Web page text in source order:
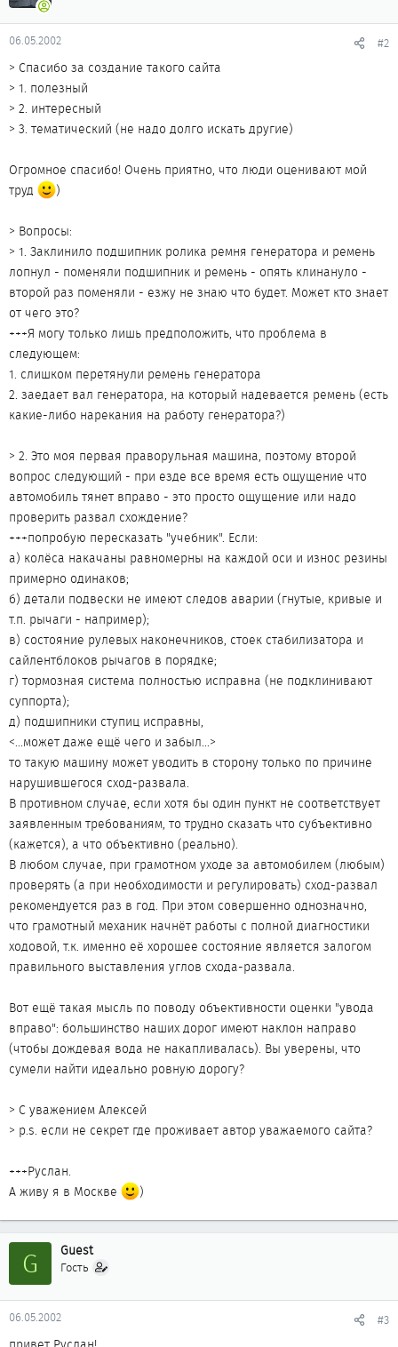
06.05.2002 #2
> Спасибо за создание такого сайта
> 1. полезный
> 2. интересный
> 3. тематический (не надо долго искать другие)
Огромное спасибо! Очень приятно, что люди оценивают мой
труд
)
> Вопросы:
> 1. Заклинило подшипник ролика ремня генератора и ремень
лопнул - поменяли подшипник и ремень - опять клинануло -
второй раз поменяли - езжу не знаю что будет. Может кто знает
от чего это?
+++Я могу только лишь предположить, что проблема в
следующем:
1. слишком перетянули ремень генератора
2. заедает вал генератора, на который надевается ремень (есть
какие-либо нарекания на работу генератора?)
> 2. Это моя первая праворульная машина, поэтому второй
вопрос следующий - при езде все время есть ощущение что
автомобиль тянет вправо - это просто ощущение или надо
проверить развал схождение?
+++попробую пересказать "учебник". Если:
а) колёса накачаны равномерны на каждой оси и износ резины
примерно одинаков;
б) детали подвески не имеют следов аварии (гнутые, кривые и
т.п. рычаги - например);
в) состояние рулевых наконечников, стоек стабилизатора и
сайлентблоков рычагов в порядке;
г) тормозная система полностью исправна (не подклинивают
суппорта);
д) подшипники ступиц исправны,
<...может даже ещё чего и забыл...>
то такую машину может уводить в сторону только по причине
нарушившегося сход-развала.
В противном случае, если хотя бы один пункт не соответствует
заявленным требованиям, то трудно сказать что субъективно
(кажется), а что объективно (реально).
В любом случае, при грамотном уходе за автомобилем (любым)
проверять (а при необходимости и регулировать) сход-развал
рекомендуется раз в год. При этом совершенно однозначно,
что грамотный механик начнёт работы с полной диагностики
ходовой, т.к. именно её хорошее состояние является залогом
правильного выставления углов схода-развала.
Вот ещё такая мысль по поводу объективности оценки "увода
вправо": большинство наших дорог имеют наклон направо
(чтобы дождевая вода не накапливалась). Вы уверены, что
сумели найти идеально ровную дорогу?
> С уважением Алексей
> p.s. если не секрет где проживает автор уважаемого сайта?
+++Руслан.
А живу я в Москве
)
G Guest
Гость
06.05.2002 #3